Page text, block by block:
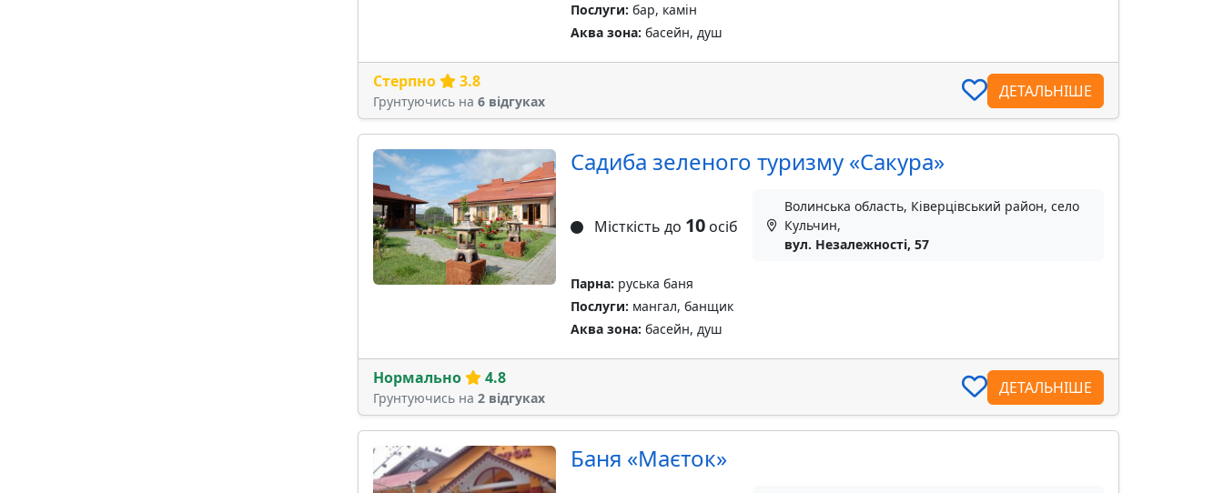
Послуги: бар, камін
Аква зона: басейн, душ
Стерпно 3.8
Грунтуючись на 6 відгуках
ДЕТАЛЬНІШЕ
Садиба зеленого туризму «Сакура»
Місткість до 10осіб
Волинська область, Ківерцівський район, село
Кульчин,
вул. Незалежності, 57
Парна: руська баня
Послуги: мангал, банщик
Аква зона: басейн, душ
Нормально 4.8
Грунтуючись на 2 відгуках
ДЕТАЛЬНІШЕ
Баня «Маєток»